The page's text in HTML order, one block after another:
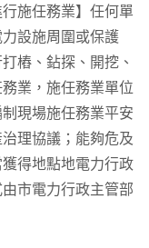
施任務業】任何單
設施周圍或保護
樁、鉆探、開挖、
業，施任務業單位
現場施任務業平安
理協議；能夠危及
得地點地電力行政
市電力行政主管部